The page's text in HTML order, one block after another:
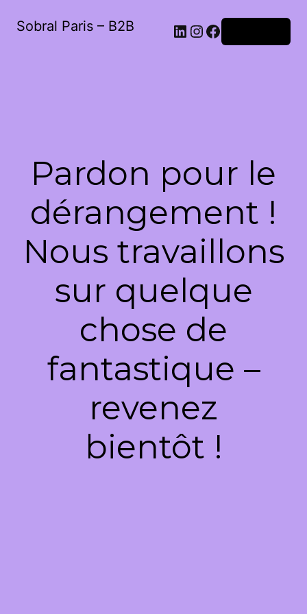
Sobral Paris – B2B LinkedIn
Instagram
Facebook
Pardon pour le
dérangement !
Nous travaillons
sur quelque
chose de
fantastique –
revenez
bientôt !